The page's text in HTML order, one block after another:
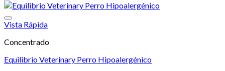
$50,800.$45,700.
Diet
Perro
Treats
gr
Vista Rápida
Concentrado
Equilibrio Veterinary Perro Hipoalergénico